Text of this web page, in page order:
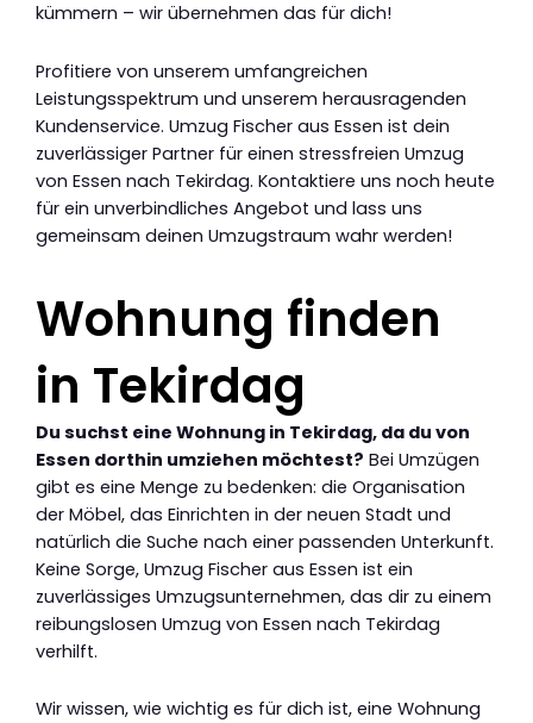
kümmern – wir übernehmen das für dich!
Profitiere von unserem umfangreichen
Leistungsspektrum und unserem herausragenden
Kundenservice. Umzug Fischer aus Essen ist dein
zuverlässiger Partner für einen stressfreien Umzug
von Essen nach Tekirdag. Kontaktiere uns noch heute
für ein unverbindliches Angebot und lass uns
gemeinsam deinen Umzugstraum wahr werden!
Wohnung finden
in Tekirdag
Du suchst eine Wohnung in Tekirdag, da du von
Essen dorthin umziehen möchtest? Bei Umzügen
gibt es eine Menge zu bedenken: die Organisation
der Möbel, das Einrichten in der neuen Stadt und
natürlich die Suche nach einer passenden Unterkunft.
Keine Sorge, Umzug Fischer aus Essen ist ein
zuverlässiges Umzugsunternehmen, das dir zu einem
reibungslosen Umzug von Essen nach Tekirdag
verhilft.
Wir wissen, wie wichtig es für dich ist, eine Wohnung